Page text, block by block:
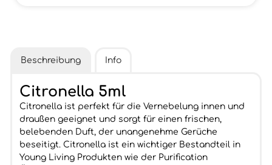
Beschreibung Info
Citronella 5ml
Citronella ist perfekt für die Vernebelung innen und
draußen geeignet und sorgt für einen frischen,
belebenden Duft, der unangenehme Gerüche
beseitigt. Citronella ist ein wichtiger Bestandteil in
Young Living Produkten wie der Purification